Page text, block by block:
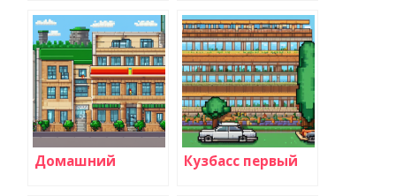
Домашний Кузбасс первый